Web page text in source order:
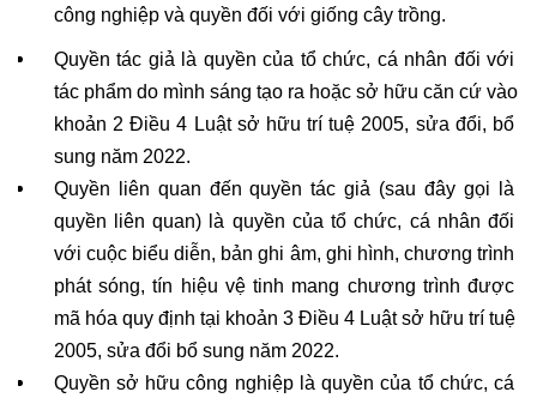
công nghiệp và quyền đối với giống cây trồng.
Quyền tác giả là quyền của tổ chức, cá nhân đối với
tác phẩm do mình sáng tạo ra hoặc sở hữu căn cứ vào
khoản 2 Điều 4 Luật sở hữu trí tuệ 2005, sửa đổi, bổ
sung năm 2022.
Quyền liên quan đến quyền tác giả (sau đây gọi là
quyền liên quan) là quyền của tổ chức, cá nhân đối
với cuộc biểu diễn, bản ghi âm, ghi hình, chương trình
phát sóng, tín hiệu vệ tinh mang chương trình được
mã hóa quy định tại khoản 3 Điều 4 Luật sở hữu trí tuệ
2005, sửa đổi bổ sung năm 2022.
Quyền sở hữu công nghiệp là quyền của tổ chức, cá